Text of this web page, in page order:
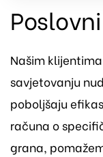
Našim
savjetovanju
poboljšaju
računa o
grana,